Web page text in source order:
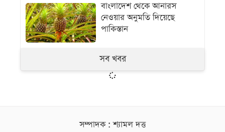
বাংলাদেশ থেকে আনারস
নেওয়ার অনুমতি দিয়েছে
পাকিস্তান
সব খবর
সম্পাদক : শ্যামল দত্ত